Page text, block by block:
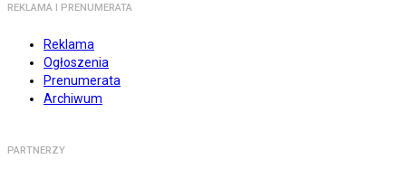
REKLAMA I PRENUMERATA
Reklama
Ogłoszenia
Prenumerata
Archiwum
PARTNERZY